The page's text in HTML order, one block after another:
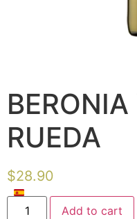
RUEDA
$28.90
Add to cart